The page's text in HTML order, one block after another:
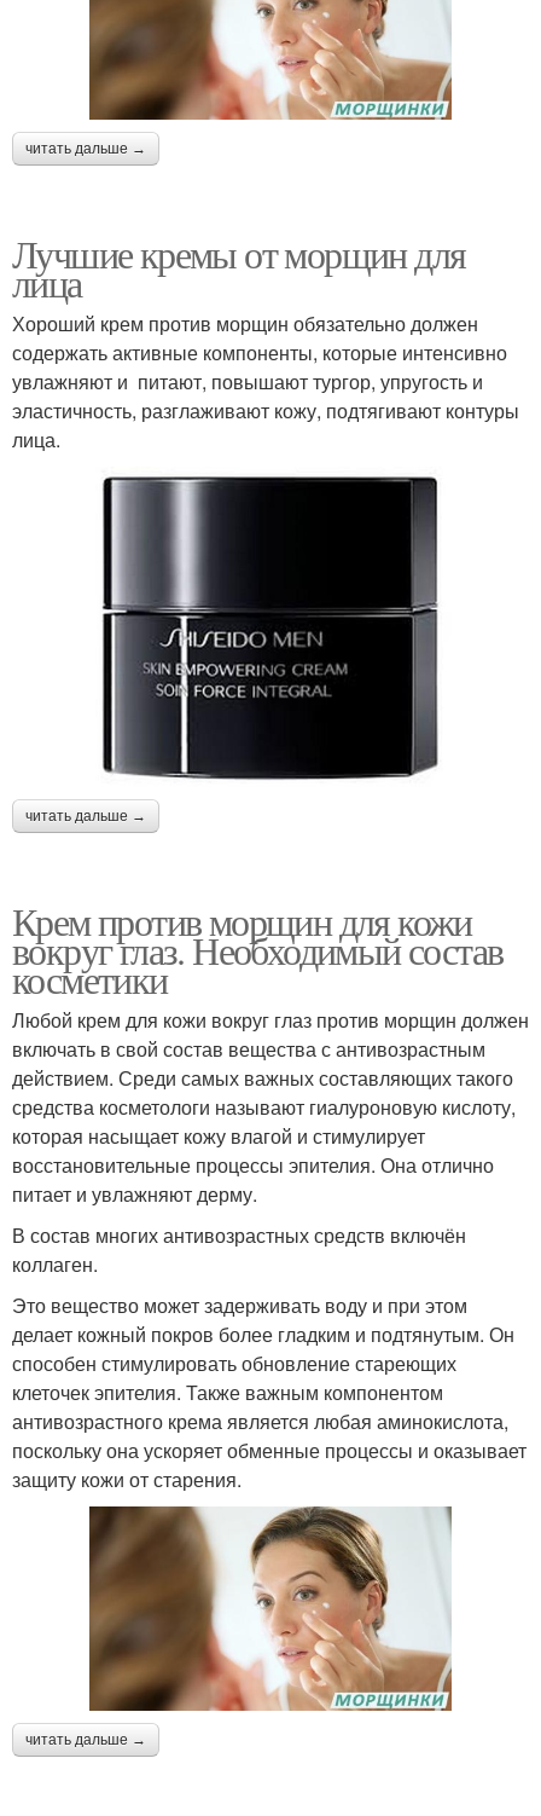
читать дальше →
Лучшие кремы от морщин для
лица
Хороший крем против морщин обязательно должен
содержать активные компоненты, которые интенсивно
увлажняют и питают, повышают тургор, упругость и
эластичность, разглаживают кожу, подтягивают контуры
лица.
читать дальше →
Крем против морщин для кожи
вокруг глаз. Необходимый состав
косметики
Любой крем для кожи вокруг глаз против морщин должен
включать в свой состав вещества с антивозрастным
действием. Среди самых важных составляющих такого
средства косметологи называют гиалуроновую кислоту,
которая насыщает кожу влагой и стимулирует
восстановительные процессы эпителия. Она отлично
питает и увлажняют дерму.
В состав многих антивозрастных средств включён
коллаген.
Это вещество может задерживать воду и при этом
делает кожный покров более гладким и подтянутым. Он
способен стимулировать обновление стареющих
клеточек эпителия. Также важным компонентом
антивозрастного крема является любая аминокислота,
поскольку она ускоряет обменные процессы и оказывает
защиту кожи от старения.
читать дальше →